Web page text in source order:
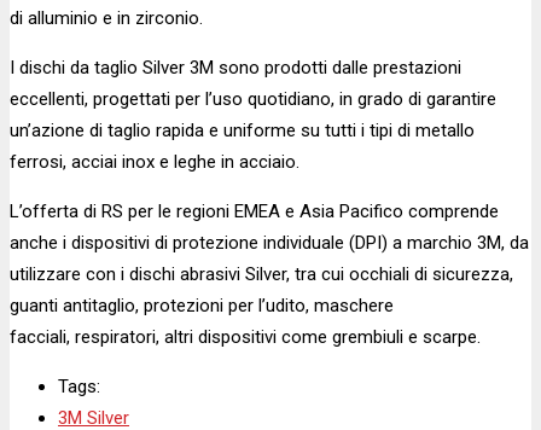
di alluminio e in zirconio.
I dischi da taglio Silver 3M sono prodotti dalle prestazioni
eccellenti, progettati per l’uso quotidiano, in grado di garantire
un’azione di taglio rapida e uniforme su tutti i tipi di metallo
ferrosi, acciai inox e leghe in acciaio.
L’offerta di RS per le regioni EMEA e Asia Pacifico comprende
anche i dispositivi di protezione individuale (DPI) a marchio 3M, da
utilizzare con i dischi abrasivi Silver, tra cui occhiali di sicurezza,
guanti antitaglio, protezioni per l’udito, maschere
facciali, respiratori, altri dispositivi come grembiuli e scarpe.
Tags:
3M Silver